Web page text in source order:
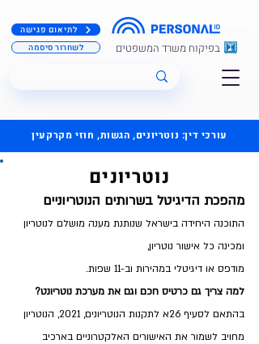
לתיאום פגישה
לשחרור סיסמה
בפיקוח משרד המשפטים
עורכי דין: נוטריונים, הגשות, חוזי מקרקעין
נוטריונים
מהפכת הדיגיטל בשרותים הנוטריוניים
התוכנה היחידה בישראל שנותנת מענה מושלם לנוטריון
ומכינה כל אישור נוטריון,
מודפס או דיגיטלי במהירות וב-11 שפות.
למה צריך גם כרטיס חכם וגם את מערכת נוטריונט?
בהתאם לסעיף 26א לתקנות הנוטריונים, 2021, הנוטריון
מחויב לשמור את האישורים האלקטרוניים בארכיב